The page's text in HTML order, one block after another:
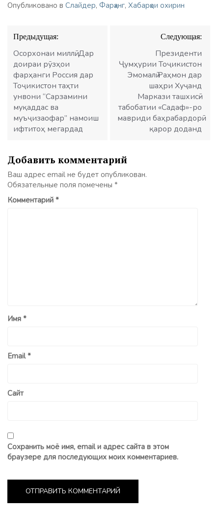
Опубликовано в Слайдер, Фарҳанг, Хабарҳои охирин
Навигация
по
записям
Предыдущая:
Осорхонаи миллӣ. Дар
доираи рӯзҳои
фарҳанги Россия дар
Тоҷикистон таҳти
унвони “Сарзамини
муқаддас ва
муъҷизаофар” намоиш
ифтитоҳ мегардад
Следующая:
Президенти
Ҷумҳурии Тоҷикистон
Эмомалӣ Раҳмон дар
шаҳри Хуҷанд
Маркази ташхисӣ-
табобатии «Садаф»-ро
мавриди баҳрабардорӣ
қарор доданд
Добавить комментарий
Ваш адрес email не будет опубликован.
Обязательные поля помечены *
Комментарий *
Имя *
Email*
Сайт
Сохранить моё имя, email и адрес сайта в этом
браузере для последующих моих комментариев.